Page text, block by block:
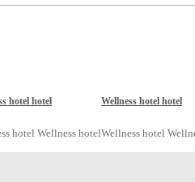
hotel hotel
hotel Wellness hotel
Wellness hotel hotel
Wellness hotel